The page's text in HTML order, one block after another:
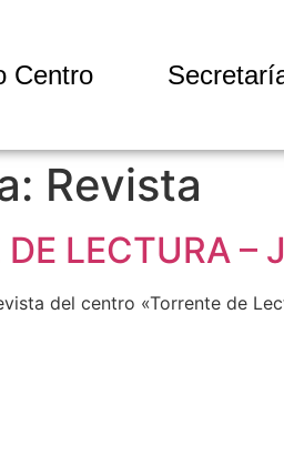
Centro
Revista
DE LECTURA –
del centro «Torrente de